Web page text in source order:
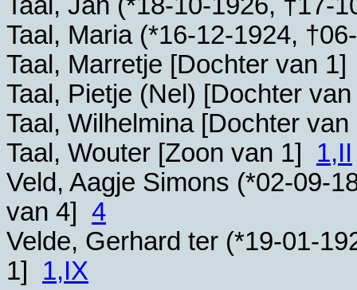
Taal, Maria (*16-12-1924, †
Taal, Marretje [Dochter van
Taal, Pietje (Nel) [Dochter
Taal, Wilhelmina [Dochter
Taal, Wouter [Zoon van 1] 1,II
Veld, Aagje Simons (*02-09-
van 4] 4
Velde, Gerhard ter (*19-01-
1] 1,IX